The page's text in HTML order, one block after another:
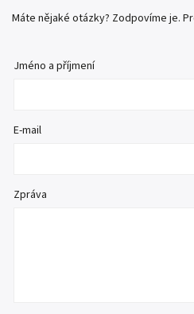
Máte nějaké otázky? Zodpovíme je.
Jméno a příjmení
E-mail
Zpráva